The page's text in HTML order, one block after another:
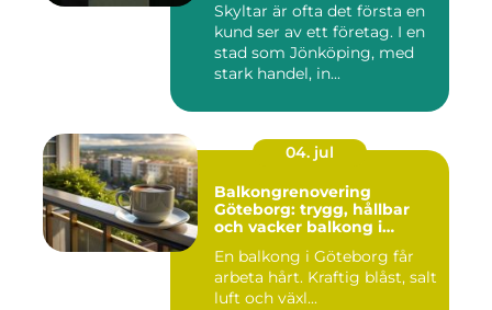
Skyltar är ofta det första en
kund ser av ett företag. I en
stad som Jönköping, med
stark handel, in...
04. jul
Balkongrenovering
Göteborg: trygg, hållbar
och vacker balkong i
En balkong i Göteborg får
arbeta hårt. Kraftig blåst, salt
luft och växl...